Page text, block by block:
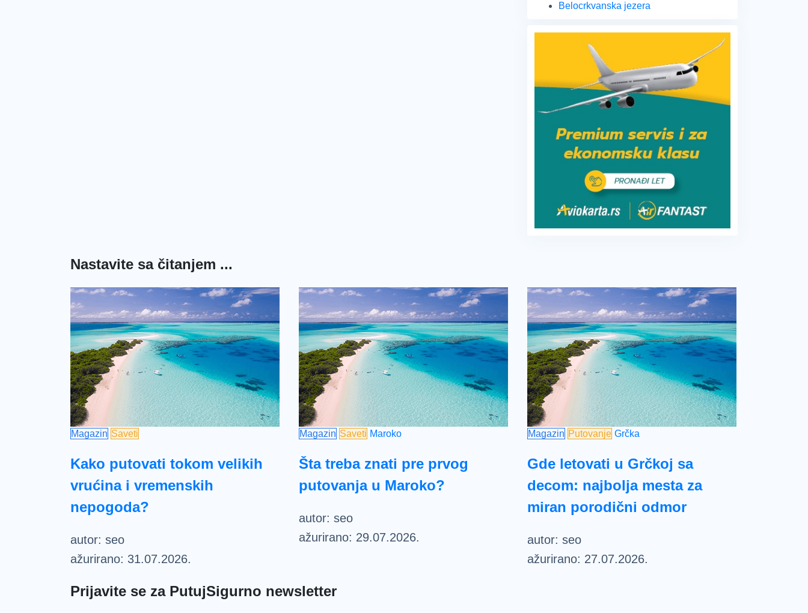
Belocrkvanska jezera
Nastavite sa čitanjem ...
Magazin Saveti
Kako putovati tokom velikih
vrućina i vremenskih
nepogoda?
autor: seo
ažurirano: 31.07.2026.
Magazin Saveti Maroko
Šta treba znati pre prvog
putovanja u Maroko?
autor: seo
ažurirano: 29.07.2026.
Magazin Putovanje Grčka
Gde letovati u Grčkoj sa
decom: najbolja mesta za
miran porodični odmor
autor: seo
ažurirano: 27.07.2026.
Prijavite se za PutujSigurno newsletter